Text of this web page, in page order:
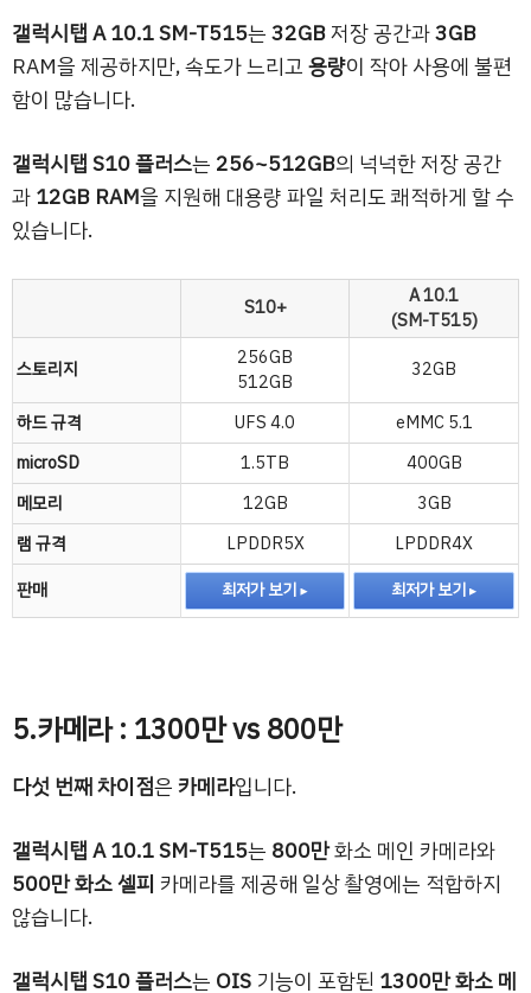
갤럭시탭 A 10.1 SM-T515는32GB저장 공간과3GB
RAM을 제공하지만, 속도가 느리고용량이 작아 사용에 불편
함이 많습니다.
갤럭시탭 S10 플러스는 256~512GB의 넉넉한 저장 공간
과12GB RAM을 지원해 대용량 파일 처리도 쾌적하게 할 수
있습니다.
S10+
A 10.1
(SM-T515)
스토리지
256GB
512GB
32GB
하드 규격 UFS 4.0
eMMC 5.1
microSD
1.5TB
400GB
메모리
12GB
3GB
램 규격
LPDDR5X
LPDDR4X
판매
최저가 보기 최저가 보기
5.카메라 : 1300만 vs 800만
다섯 번째 차이점은카메라입니다.
갤럭시탭 A 10.1 SM-T515는 800만화소 메인 카메라와
500만 화소 셀피 카메라를 제공해 일상 촬영에는 적합하지
않습니다.
갤럭시탭 S10 플러스는 OIS 기능이 포함된 1300만 화소 메